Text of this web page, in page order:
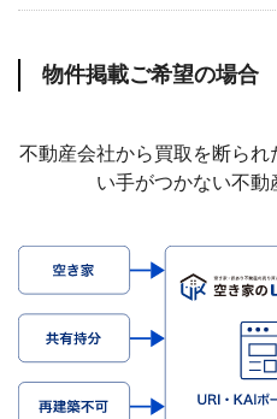
物件掲載ご希望の場合
不動産会社から買取を断ら
い手がつかない不動